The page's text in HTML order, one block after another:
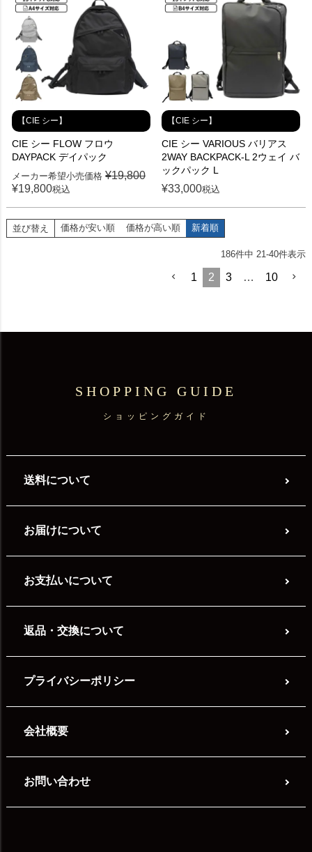
【CIE シー】
CIE シー FLOW フロウ
DAYPACK デイパック
メーカー希望小売価格 ¥19,800
¥19,800税込
【CIE シー】
CIE シー VARIOUS バリアス
2WAY BACKPACK-L 2ウェイ バ
ックパック L
¥33,000税込
並び替え 価格が安い順 価格が高い順 新着順
186件中 21-40件表示
1 2 3 … 10
SHOPPING GUIDE
ショッピングガイド
送料について
お届けについて
お支払いについて
返品・交換について
プライバシーポリシー
会社概要
お問い合わせ